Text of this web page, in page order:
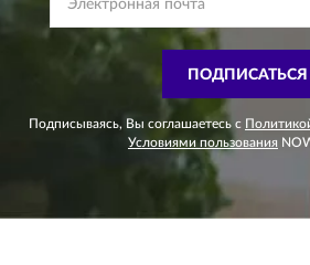
ПОДПИСАТЬСЯ
Подписываясь, Вы соглашаетесь с
Условиями пользования